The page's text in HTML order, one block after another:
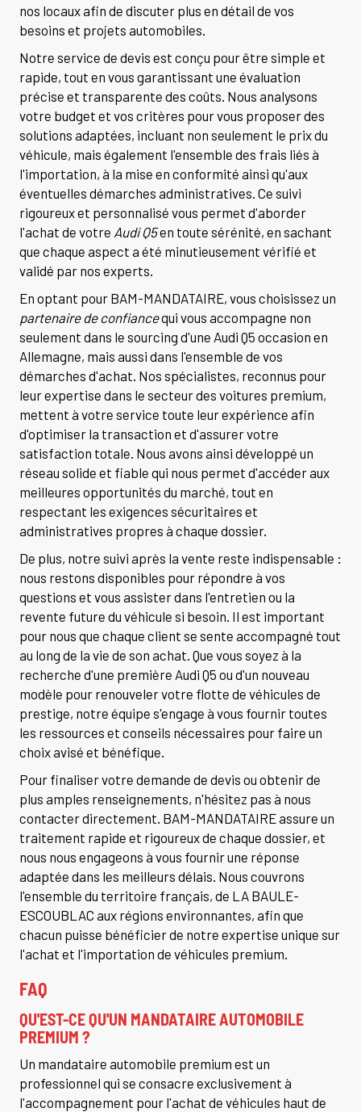
nos locaux afin de discuter plus en détail de vos
besoins et projets automobiles.
Notre service de devis est conçu pour être simple et
rapide, tout en vous garantissant une évaluation
précise et transparente des coûts. Nous analysons
votre budget et vos critères pour vous proposer des
solutions adaptées, incluant non seulement le prix du
véhicule, mais également l'ensemble des frais liés à
l'importation, à la mise en conformité ainsi qu'aux
éventuelles démarches administratives. Ce suivi
rigoureux et personnalisé vous permet d'aborder
l'achat de votre Audi Q5en toute sérénité, en sachant
que chaque aspect a été minutieusement vérifié et
validé par nos experts.
En optant pour BAM-MANDATAIRE, vous choisissez un
partenaire de confiancequi vous accompagne non
seulement dans le sourcing d'une Audi Q5 occasion en
Allemagne, mais aussi dans l'ensemble de vos
démarches d'achat. Nos spécialistes, reconnus pour
leur expertise dans le secteur des voitures premium,
mettent à votre service toute leur expérience afin
d'optimiser la transaction et d'assurer votre
satisfaction totale. Nous avons ainsi développé un
réseau solide et fiable qui nous permet d'accéder aux
meilleures opportunités du marché, tout en
respectant les exigences sécuritaires et
administratives propres à chaque dossier.
De plus, notre suivi après la vente reste indispensable :
nous restons disponibles pour répondre à vos
questions et vous assister dans l'entretien ou la
revente future du véhicule si besoin. Il est important
pour nous que chaque client se sente accompagné tout
au long de la vie de son achat. Que vous soyez à la
recherche d'une première Audi Q5 ou d'un nouveau
modèle pour renouveler votre flotte de véhicules de
prestige, notre équipe s'engage à vous fournir toutes
les ressources et conseils nécessaires pour faire un
choix avisé et bénéfique.
Pour finaliser votre demande de devis ou obtenir de
plus amples renseignements, n'hésitez pas à nous
contacter directement. BAM-MANDATAIRE assure un
traitement rapide et rigoureux de chaque dossier, et
nous nous engageons à vous fournir une réponse
adaptée dans les meilleurs délais. Nous couvrons
l'ensemble du territoire français, de LA BAULE-
ESCOUBLAC aux régions environnantes, afin que
chacun puisse bénéficier de notre expertise unique sur
l'achat et l'importation de véhicules premium.
FAQ
QU'EST-CE QU'UN MANDATAIRE AUTOMOBILE
PREMIUM ?
Un mandataire automobile premium est un
professionnel qui se consacre exclusivement à
l'accompagnement pour l'achat de véhicules haut de